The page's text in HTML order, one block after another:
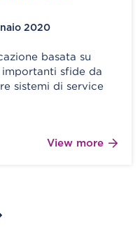
2020
basata su
sfide da
sistemi di service
View more